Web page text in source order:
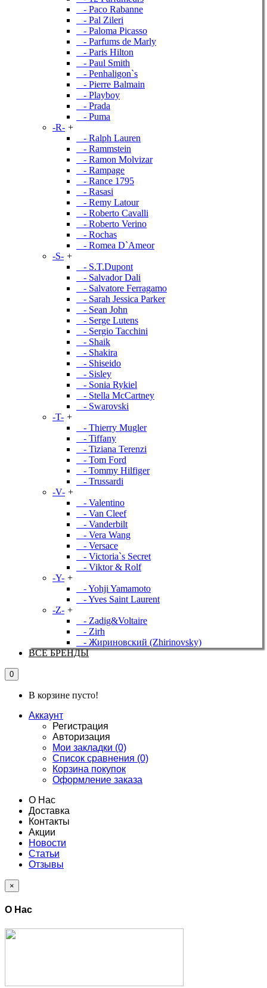
- Paco Rabanne
- Pal Zileri
- Paloma Picasso
- Parfums de Marly
- Paris Hilton
- Paul Smith
- Penhaligon`s
- Pierre Balmain
- Playboy
- Prada
- Puma
-R- +
- Ralph Lauren
- Rammstein
- Ramon Molvizar
- Rampage
- Rance 1795
- Rasasi
- Remy Latour
- Roberto Cavalli
- Roberto Verino
- Rochas
- Romea D`Ameor
-S- +
- S.T.Dupont
- Salvador Dali
- Salvatore Ferragamo
- Sarah Jessica Parker
- Sean John
- Serge Lutens
- Sergio Tacchini
- Shaik
- Shakira
- Shiseido
- Sisley
- Sonia Rykiel
- Stella McCartney
- Swarovski
-T- +
- Thierry Mugler
- Tiffany
- Tiziana Terenzi
- Tom Ford
- Tommy Hilfiger
- Trussardi
-V- +
- Valentino
- Van Cleef
- Vanderbilt
- Vera Wang
- Versace
- Victoria`s Secret
- Viktor & Rolf
-Y- +
- Yohji Yamamoto
- Yves Saint Laurent
-Z- +
- Zadig&Voltaire
- Zirh
- Жириновский (Zhirinovsky)
ВСЕ БРЕНДЫ
0
В корзине пусто!
Аккаунт
Регистрация
Авторизация
Мои закладки (0)
Список сравнения (0)
Корзина покупок
Оформление заказа
О Нас
Доставка
Контакты
Акции
Новости
Статьи
Отзывы
×
О Нас